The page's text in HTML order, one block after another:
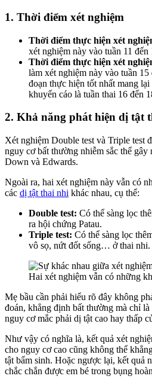
1. Thời điểm xét nghiệm
Thời điểm thực hiện xét
xét nghiệm này vào tuần 11 đến
Thời điểm thực hiện xét
làm xét nghiệm này vào tuần
đoạn thực hiện tốt nhất mang
khuyến cáo là tuần thai 16 đến
2. Khả năng phát hiện dị tật
Xét nghiệm Double test và Triple test
nguy cơ bất thường nhiễm sắc thể
Down và Edwards.
Ngoài ra, hai xét nghiệm này vẫn có
các dị tật thai nhi khác nhau, cụ thể:
Double test: Có thể sàng lọc
ra hội chứng Patau.
Triple test: Có thể sàng lọc
vô sọ, nứt đốt sống… ở thai nhi.
Hai xét nghiệm vẫn có những
Mẹ bầu cần phải hiểu rõ đây không
đoán, khẳng định bất thường mà chỉ
nguy cơ mắc phải dị tật cao hay thấp
Như vậy có nghĩa là, kết quả xét
cho nguy cơ cao cũng không thể
tật bẩm sinh. Hoặc ngược lại, kết quả
chắc chắn được em bé trong bụng